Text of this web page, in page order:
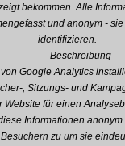
bekommen. Alle
und anonym -
identifizieren.
Beschreibung
Google Analytics
, Sitzungs- und
Website für einen
Informationen
zu um sie